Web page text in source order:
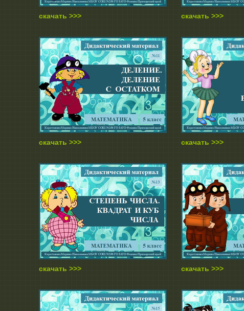
скачать >>> скачать >>>
скачать >>> скачать >>>
скачать >>> скачать >>>